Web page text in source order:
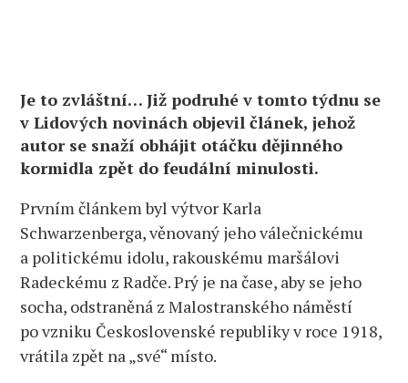
Je to zvláštní… Již podruhé v tomto týdnu se
v Lidových novinách objevil článek, jehož
autor se snaží obhájit otáčku dějinného
kormidla zpět do feudální minulosti.
Prvním článkem byl výtvor Karla
Schwarzenberga, věnovaný jeho válečnickému
a politickému idolu, rakouskému maršálovi
Radeckému z Radče. Prý je na čase, aby se jeho
socha, odstraněná z Malostranského náměstí
po vzniku Československé republiky v roce 1918,
vrátila zpět na „své“ místo.